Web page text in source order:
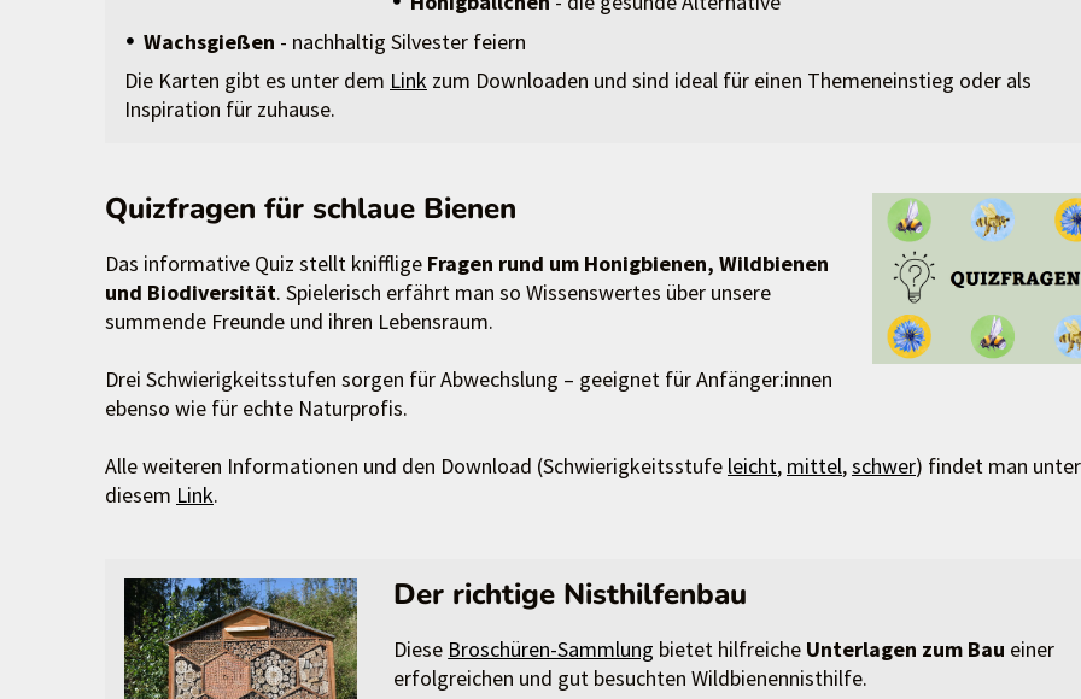
Wachsgießen - nachhaltig Silvester feiern
Die Karten gibt es unter dem Link zum Downloaden und sind ideal für einen Themeneinstieg oder als
Inspiration für zuhause.
Quizfragen für schlaue Bienen
Das informative Quiz stellt knifflige Fragen rund um Honigbienen, Wildbienen
und Biodiversität. Spielerisch erfährt man so Wissenswertes über unsere
summende Freunde und ihren Lebensraum.
Drei Schwierigkeitsstufen sorgen für Abwechslung – geeignet für Anfänger:innen
ebenso wie für echte Naturprofis.
Alle weiteren Informationen und den Download (Schwierigkeitsstufe leicht, mittel,schwer) findet man unter
diesem Link.
Der richtige Nisthilfenbau
Diese Broschüren-Sammlung bietet hilfreiche Unterlagen zum Bau einer
erfolgreichen und gut besuchten Wildbienennisthilfe.